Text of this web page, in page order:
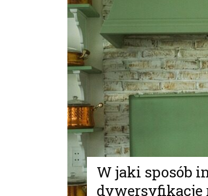
W jaki sposób
dywersyfikacje